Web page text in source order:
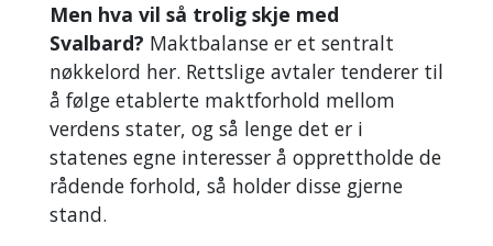
Men hva vil så trolig skje med
Svalbard? Maktbalanse er et sentralt
nøkkelord her. Rettslige avtaler tenderer til
å følge etablerte maktforhold mellom
verdens stater, og så lenge det er i
statenes egne interesser å opprettholde de
rådende forhold, så holder disse gjerne
stand.